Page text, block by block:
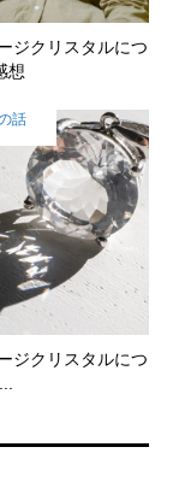
ジクリスタルにつ
想
話
ジクリスタルにつ